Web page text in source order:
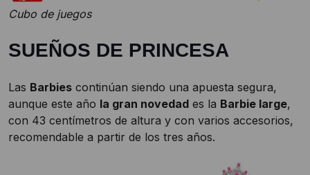
Cubo de juegos
SUEÑOS DE PRINCESA
Las Barbies continúan siendo una apuesta segura,
aunque este año la gran novedad es la Barbie large,
con 43 centímetros de altura y con varios accesorios,
recomendable a partir de los tres años.